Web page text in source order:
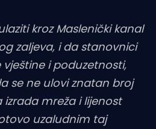
kroz Maslenički kanal
zaljeva, i da stanovnici
i poduzetnosti,
se ne ulovi znatan broj
izrada mreža i lijenost
uzaludnim taj